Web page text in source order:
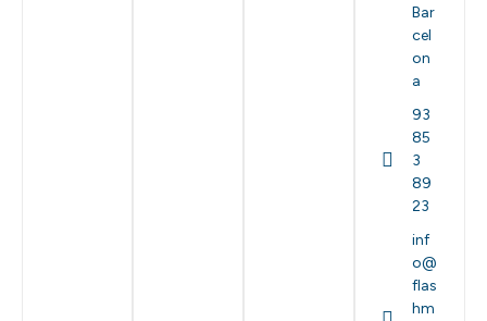
Bar
cel
on
a
93
85
3
89
23
inf
o@
flas
hm